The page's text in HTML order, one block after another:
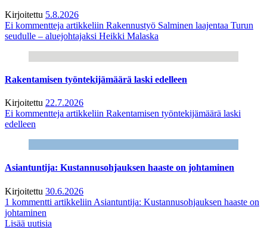
Kirjoitettu 5.8.2026
Ei kommentteja artikkeliin Rakennustyö Salminen laajentaa Turun
seudulle – aluejohtajaksi Heikki Malaska
Rakentamisen työntekijämäärä laski edelleen
Kirjoitettu 22.7.2026
Ei kommentteja artikkeliin Rakentamisen työntekijämäärä laski
edelleen
Asiantuntija: Kustannusohjauksen haaste on johtaminen
Kirjoitettu 30.6.2026
1 kommentti artikkeliin Asiantuntija: Kustannusohjauksen haaste on
johtaminen
Lisää uutisia